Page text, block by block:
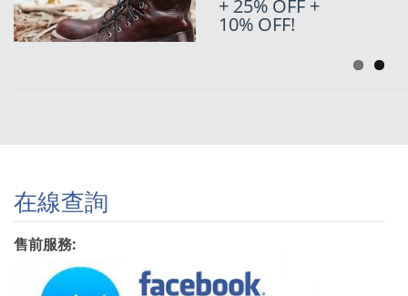
+ 25% OFF +
10% OFF!
在線查詢
售前服務: